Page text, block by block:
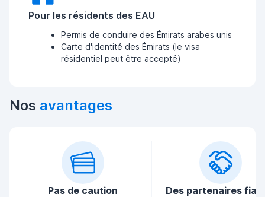
Pour les résidents des EAU
Permis de conduire des Émirats arabes unis
Carte d'identité des Émirats (le visa
résidentiel peut être accepté)
Nos avantages
Pas de caution Des partenaires